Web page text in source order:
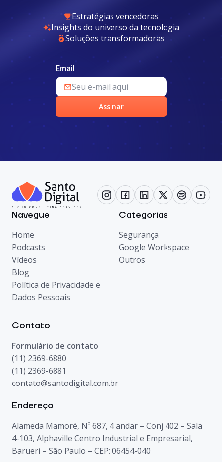
Estratégias vencedoras
Insights do universo da tecnologia
Soluções transformadoras
Email
Assinar
Navegue
Home
Podcasts
Vídeos
Blog
Política de Privacidade e
Dados Pessoais
Categorias
Segurança
Google Workspace
Outros
Contato
Formulário de contato
(11) 2369-6880
(11) 2369-6881
contato@santodigital.com.br
Endereço
Alameda Mamoré, Nº 687, 4 andar – Conj 402 – Sala
4-103, Alphaville Centro Industrial e Empresarial,
Barueri – São Paulo – CEP: 06454-040